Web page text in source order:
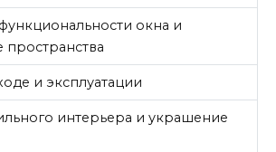
окна и
пространства
и эксплуатации
интерьера и украшение